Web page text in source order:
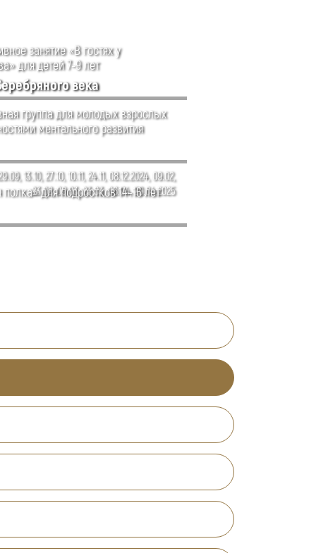
занятие «В гостях у
для детей 7-9 лет
13.10, 27.10, 10.11, 24.11, 08.12.2024, 09.02,
23.02, 09.03, 23.03, 06.04, 20.04.2025
века
группа для молодых взрослых
ментального развития
для подростков 14–16 лет